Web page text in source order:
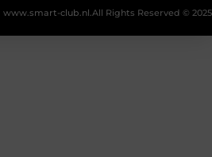
All Rights Reserved © 2025
www.smart-club.nl.